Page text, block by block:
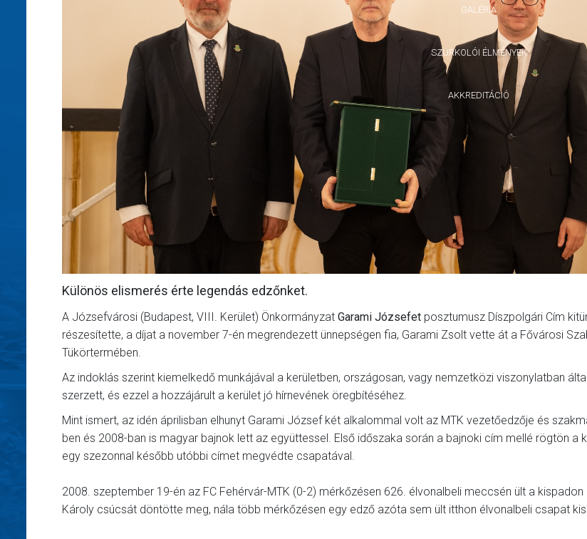
GALÉRIA
SZURKOLÓI ÉLMÉNYEK
AKKREDITÁCIÓ
Különös elismerés érte legendás edzőnket.
A Józsefvárosi (Budapest, VIII. Kerület) Önkormányzat Garami Józsefet posztumusz Díszpolgári Cím
részesítette, a díjat a november 7-én megrendezett ünnepségen fia, Garami Zsolt vette át a Fővárosi
Tükörtermében.
Az indoklás szerint kiemelkedő munkájával a kerületben, országosan, vagy nemzetközi viszonylatban
szerzett, és ezzel a hozzájárult a kerület jó hírnevének öregbítéséhez.
Mint ismert, az idén áprilisban elhunyt Garami József két alkalommal volt az MTK vezetőedzője és
ben és 2008-ban is magyar bajnok lett az együttessel. Első időszaka során a bajnoki cím mellé rögtön a
egy szezonnal később utóbbi címet megvédte csapatával.
2008. szeptember 19-én az FC Fehérvár-MTK (0-2) mérkőzésen 626. élvonalbeli meccsén ült a
Károly csúcsát döntötte meg, nála több mérkőzésen egy edző azóta sem ült itthon élvonalbeli csapat